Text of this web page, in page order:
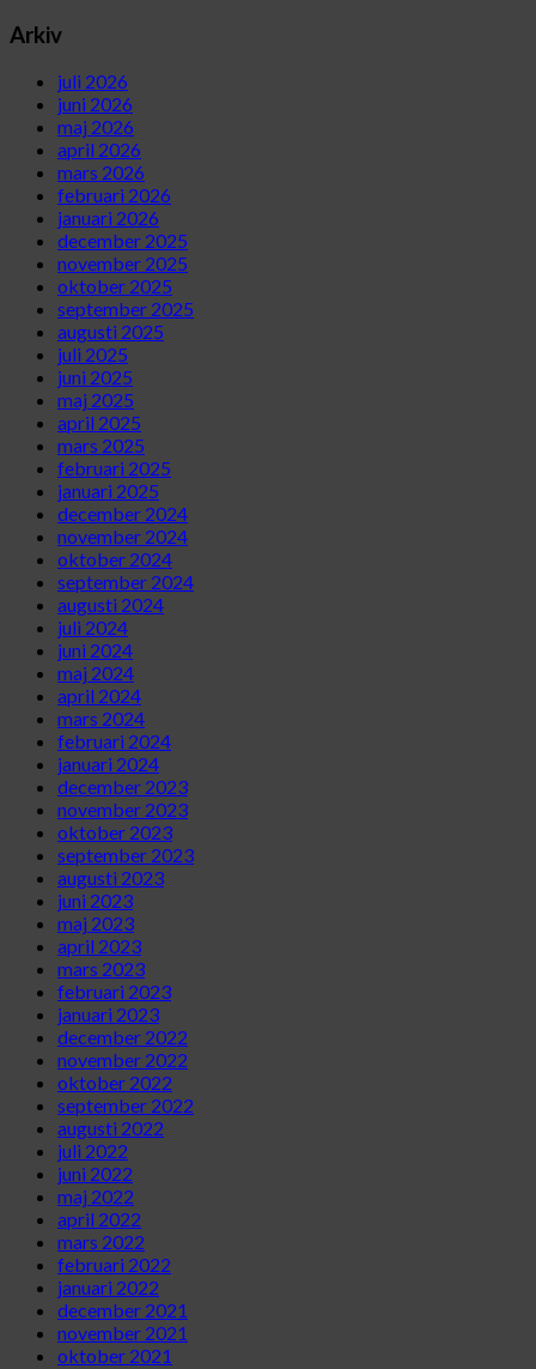
Arkiv
juli 2026
juni 2026
maj 2026
april 2026
mars 2026
februari 2026
januari 2026
december 2025
november 2025
oktober 2025
september 2025
augusti 2025
juli 2025
juni 2025
maj 2025
april 2025
mars 2025
februari 2025
januari 2025
december 2024
november 2024
oktober 2024
september 2024
augusti 2024
juli 2024
juni 2024
maj 2024
april 2024
mars 2024
februari 2024
januari 2024
december 2023
november 2023
oktober 2023
september 2023
augusti 2023
juni 2023
maj 2023
april 2023
mars 2023
februari 2023
januari 2023
december 2022
november 2022
oktober 2022
september 2022
augusti 2022
juli 2022
juni 2022
maj 2022
april 2022
mars 2022
februari 2022
januari 2022
december 2021
november 2021
oktober 2021